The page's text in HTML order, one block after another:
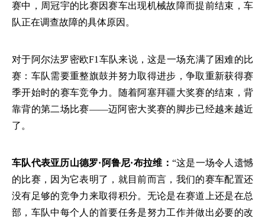
赛中，周冠宇的比赛因赛车出现机械故障而提前结束，车
队正在调查故障的具体原因。
对于阿尔法罗密欧F1车队来说，这是一场充满了困难的比
赛：车队需要重整旗鼓并努力取得进步，争取重新获得赛
季开始时的赛车竞争力。随着阿塞拜疆大奖赛的结束，背
靠背的第二场比赛——迈阿密大奖赛的脚步已经越来越近
了。
车队代表亚历山德罗·阿鲁尼·布拉维： “这是一场令人遗憾
的比赛，因为它表明了，就目前而言，我们的赛车配置还
没有足够的竞争力来取得积分。无论是在赛道上还是在总
部，车队中每个人的首要任务是努力工作并做出必要的改